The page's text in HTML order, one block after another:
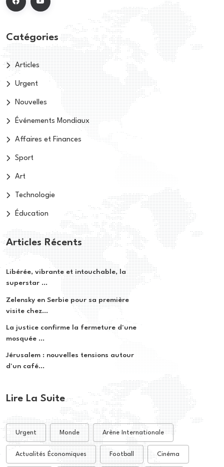
Catégories
Articles
Urgent
Nouvelles
Événements Mondiaux
Affaires et Finances
Sport
Art
Technologie
Éducation
Articles Récents
Libérée, vibrante et intouchable, la
superstar ...
Zelensky en Serbie pour sa première
visite chez...
La justice confirme la fermeture d'une
mosquée ...
Jérusalem : nouvelles tensions autour
d'un café...
Lire La Suite
Urgent Monde Arène Internationale
Actualités Économiques Football Cinéma